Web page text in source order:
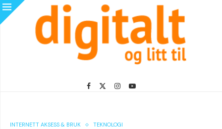
INTERNETT AKSESS & BRUK TEKNOLOGI